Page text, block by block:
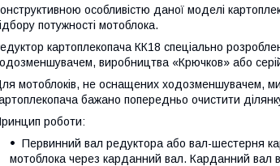
особливістю даної моделі
потужності мотоблока.
картоплекопача КК18 спеціально
виробництва «Крючков» або
мотоблоків, не оснащених ходозменшувачем,
бажано попередньо очистити
роботи:
Первинний вал редуктора або вал-шестерня
мотоблока через карданний вал. Карданний вал